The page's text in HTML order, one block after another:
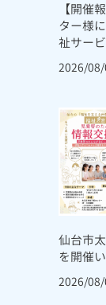
【開催
ター様
祉サー
2026/08/
仙台市
を開催
2026/08/